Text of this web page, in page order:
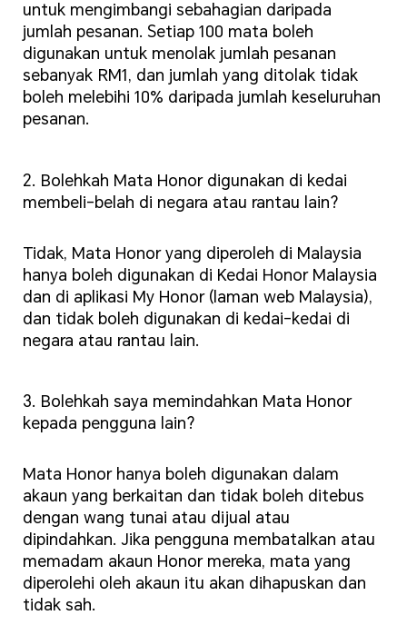
untuk mengimbangi sebahagian daripada
jumlah pesanan. Setiap 100 mata boleh
digunakan untuk menolak jumlah pesanan
sebanyak RM1, dan jumlah yang ditolak tidak
boleh melebihi 10% daripada jumlah keseluruhan
pesanan.
2. Bolehkah Mata Honor digunakan di kedai
membeli-belah di negara atau rantau lain?
Tidak, Mata Honor yang diperoleh di Malaysia
hanya boleh digunakan di Kedai Honor Malaysia
dan di aplikasi My Honor (laman web Malaysia),
dan tidak boleh digunakan di kedai-kedai di
negara atau rantau lain.
3. Bolehkah saya memindahkan Mata Honor
kepada pengguna lain?
Mata Honor hanya boleh digunakan dalam
akaun yang berkaitan dan tidak boleh ditebus
dengan wang tunai atau dijual atau
dipindahkan. Jika pengguna membatalkan atau
memadam akaun Honor mereka, mata yang
diperolehi oleh akaun itu akan dihapuskan dan
tidak sah.